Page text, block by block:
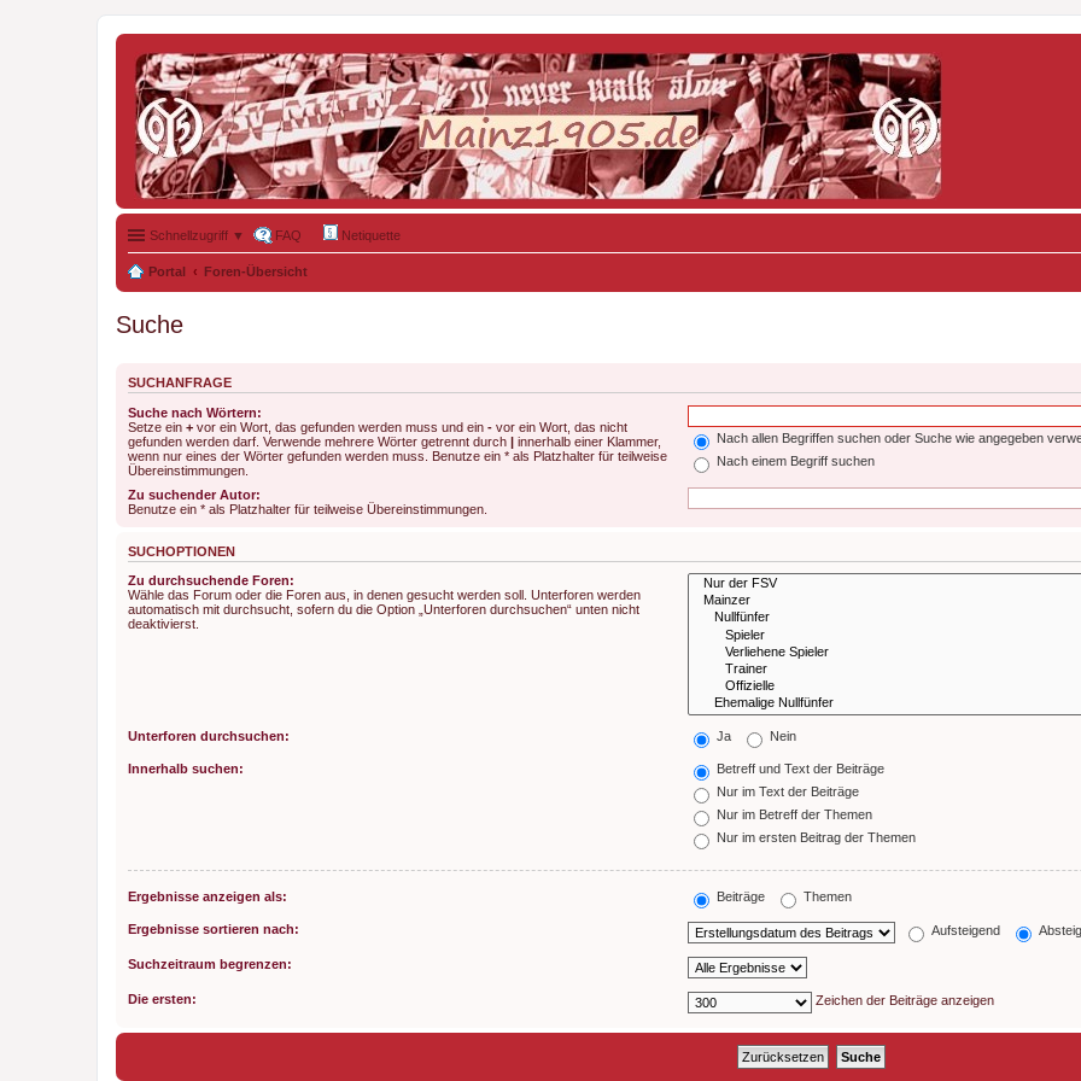
Schnellzugriff ▼ FAQ Netiquette
Portal Foren-Übersicht
Suche
SUCHANFRAGE
Suche nach Wörtern:
Setze ein + vor ein Wort, das gefunden werden muss und ein - vor ein Wort, das nicht
gefunden werden darf. Verwende mehrere Wörter getrennt durch | innerhalb einer Klammer,
wenn nur eines der Wörter gefunden werden muss. Benutze ein * als Platzhalter für teilweise
Übereinstimmungen.
Nach allen Begriffen suchen oder Suche wie angegeben
Nach einem Begriff suchen
Zu suchender Autor:
Benutze ein * als Platzhalter für teilweise Übereinstimmungen.
SUCHOPTIONEN
Zu durchsuchende Foren:
Wähle das Forum oder die Foren aus, in denen gesucht werden soll. Unterforen werden
automatisch mit durchsucht, sofern du die Option „Unterforen durchsuchen“ unten nicht
deaktivierst.
Unterforen durchsuchen: Ja Nein
Innerhalb suchen:
Betreff und Text der Beiträge
Nur im Text der Beiträge
Nur im Betreff der Themen
Nur im ersten Beitrag der Themen
Ergebnisse anzeigen als: Beiträge Themen
Ergebnisse sortieren nach: Aufsteigend
Suchzeitraum begrenzen:
Die ersten: Zeichen der Beiträge anzeigen